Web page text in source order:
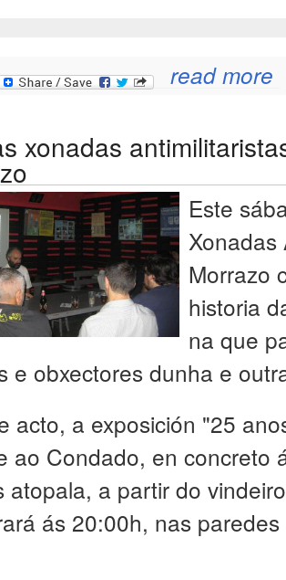
read more
xonadas
Este
Xonadas
Morrazo
historia
na que
e obxectores dunha e
acto, a exposición "25
ao Condado, en concreto
atopala, a partir do
ás 20:00h, nas